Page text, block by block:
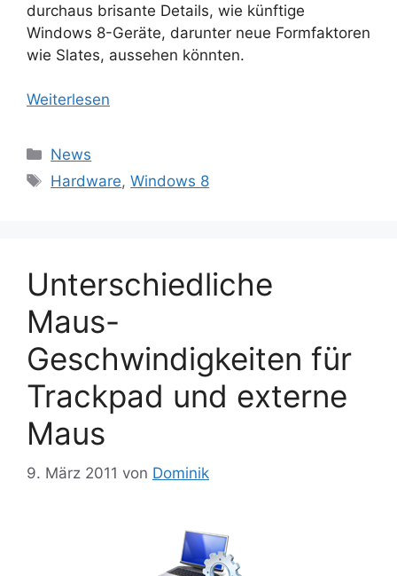
durchaus brisante Details, wie künftige
Windows 8-Geräte, darunter neue Formfaktoren
wie Slates, aussehen könnten.
Weiterlesen
Kategorien
News
Schlagwörter
Hardware,Windows 8
Unterschiedliche
Maus-
Geschwindigkeiten für
Trackpad und externe
Maus
9. März 2011 von Dominik